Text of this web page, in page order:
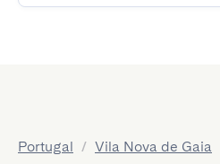
Portugal / Vila Nova de Gaia